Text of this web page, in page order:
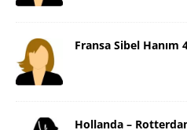
Fransa Sibel Hanım
Hollanda –